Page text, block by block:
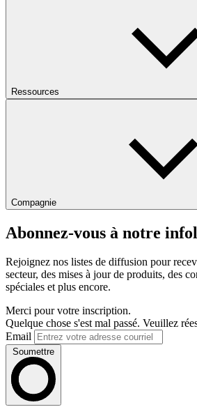
Ressources
Compagnie
Abonnez-vous à notre
Rejoignez nos listes de diffusion pour
secteur, des mises à jour de produits, des
spéciales et plus encore.
Merci pour votre inscription.
Quelque chose s'est mal passé. Veuillez
Email
Soumettre